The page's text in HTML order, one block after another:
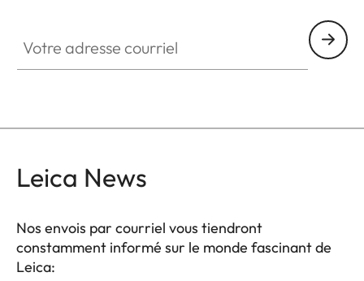
Leica News
Nos envois par courriel vous tiendront
constamment informé sur le monde fascinant de
Leica: